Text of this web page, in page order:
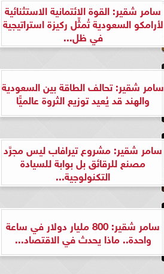
سامر شقير: القوة الائتمانية الاستثنائية
لأرامكو السعودية تُمثِّل ركيزة استراتيجية
في ظل...
سامر شقير: تحالف الطاقة بين السعودية
والهند قد يُعيد توزيع الثروة عالميًّا
سامر شقير: مشروع تيرافاب ليس مجرَّد
مصنع للرقائق بل بوابة للسيادة
التكنولوجية...
سامر شقير: 800 مليار دولار في ساعة
واحدة.. ماذا يحدث في الاقتصاد...